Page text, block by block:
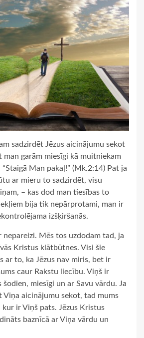
sadzirdēt Jēzus aicinājumu sekot
man garām miesīgi kā muitniekam
“Staigā Man pakaļ!” (Mk.2:14) Pat ja
ar mieru to sadzirdēt, visu
– kas dod man tiesības to
bija tik nepārprotami, man ir
izšķiršanās.
Mēs tos uzdodam tad, ja
Kristus klātbūtnes. Visi šie
ar to, ka Jēzus nav miris, bet ir
caur Rakstu liecību. Viņš ir
šodien, miesīgi un ar Savu vārdu. Ja
Viņa aicinājumu sekot, tad mums
ir Viņš pats. Jēzus Kristus
baznīcā ar Viņa vārdu un